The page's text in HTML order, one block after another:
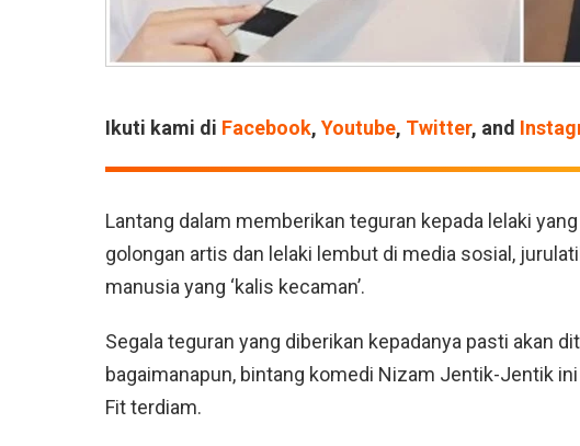
Ikuti kami di Facebook, Youtube, Twitter, and
Lantang dalam memberikan teguran kepada lelaki
golongan artis dan lelaki lembut di media sosial,
manusia yang ‘kalis kecaman’.
Segala teguran yang diberikan kepadanya pasti akan
bagaimanapun, bintang komedi Nizam Jentik-Jentik
Fit terdiam.